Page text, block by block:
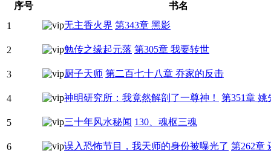
序号
书名
1
无主香火界 第343章 黑影
2 勉传之缘起元落 第305章 我要转世
3 厨子天师 第二百七十八章 乔家的反击
4 神明研究所：我竟然解剖了一尊神！ 第351章 姚
5 三十年风水秘闻 130、魂枢三魂
6 误入恐怖节目，我天师的身份被曝光了 第262章